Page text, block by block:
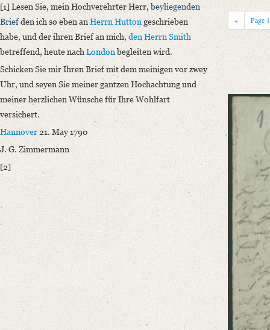
Printed Text
Bibliography: Briefe von und an August Wilhelm Schlegel.
Incipit: „[1] Lesen Sie, mein Hochverehrter Herr, beyliegenden Brief
Manuscript
Provider: Dresden, Sächsische Landesbibliothek - Staats- und
OAI Id: DE-1a-34336
Classification Number: Mscr.Dresd.e.90,XIX,Bd.29,Nr.85
Number of Pages: 1S., hs. m. U.
Format: 18,8 x 11,7 cm
German
[1] Lesen Sie, mein Hochverehrter Herr,beyliegenden
Briefden ich so eben an Herrn Huttongeschrieben
habe, und der ihren Brief an mich, den Herrn Smith
betreffend, heute nach Londonbegleiten wird.
Schicken Sie mir Ihren Brief mit dem meinigen vor zwey
Uhr, und seyen Sie meiner gantzen Hochachtung und
meiner herzlichen Wünsche für Ihre Wohlfart
versichert.
Hannover 21. May 1790
J. G. Zimmermann
[2]
« Page 1